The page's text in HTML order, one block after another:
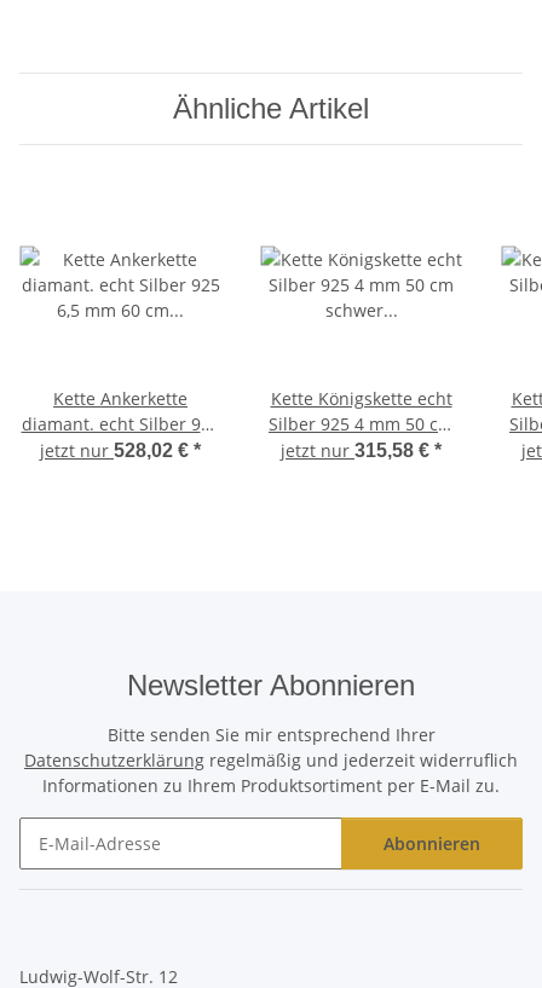
Ähnliche Artikel
Kette Ankerkette
diamant. echt Silber 925
6,5 mm 60 cm
jetzt nur 528,02 € *
Kette Königskette echt
Silber 925 4 mm 50 cm
schwer Sterlingsilber
jetzt nur 315,58 € *
Newsletter Abonnieren
Bitte senden Sie mir entsprechend Ihrer
Datenschutzerklärung regelmäßig und jederzeit widerruflich
Informationen zu Ihrem Produktsortiment per E-Mail zu.
Abonnieren
Ludwig-Wolf-Str. 12